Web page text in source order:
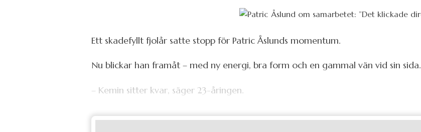
Ett skadefyllt fjolår satte stopp för Patric Åslunds momentum.
Nu blickar han framåt – med ny energi, bra form och en gammal vän vid sin sida.
– Kemin sitter kvar, säger 23-åringen.